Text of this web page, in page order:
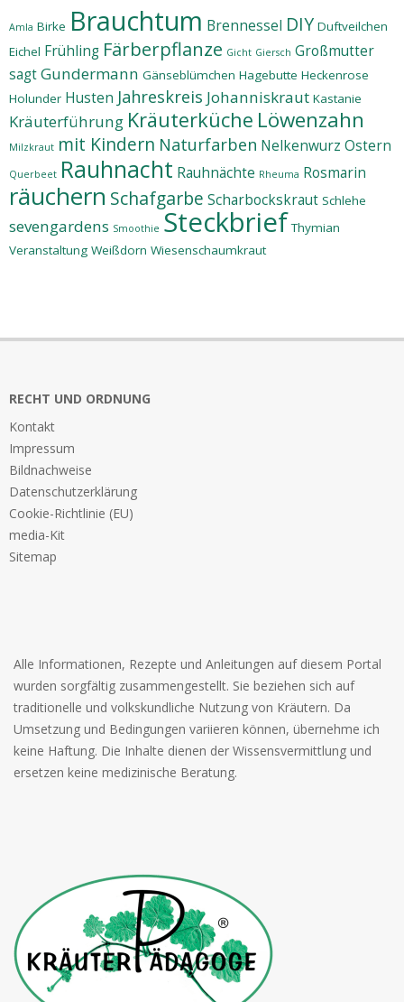
Amla Birke Brauchtum Brennessel DIY Duftveilchen
Eichel Frühling Färberpflanze Gicht Giersch Großmutter
sagtGundermann Gänseblümchen Hagebutte Heckenrose
Holunder Husten Jahreskreis Johanniskraut Kastanie
Kräuterführung Kräuterküche Löwenzahn
Milzkraut mit Kindern Naturfarben Nelkenwurz Ostern
Querbeet Rauhnacht Rauhnächte Rheuma Rosmarin
räuchern Schafgarbe Scharbockskraut Schlehe
sevengardens Smoothie Steckbrief Thymian
Veranstaltung Weißdorn Wiesenschaumkraut
RECHT UND ORDNUNG
Kontakt
Impressum
Bildnachweise
Datenschutzerklärung
Cookie-Richtlinie (EU)
media-Kit
Sitemap
Alle Informationen, Rezepte und Anleitungen auf diesem Portal
wurden sorgfältig zusammengestellt. Sie beziehen sich auf
traditionelle und volkskundliche Nutzung von Kräutern. Da
Umsetzung und Bedingungen variieren können, übernehme ich
keine Haftung. Die Inhalte dienen der Wissensvermittlung und
ersetzen keine medizinische Beratung.